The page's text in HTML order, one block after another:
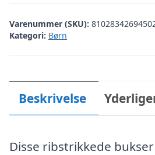
Varenummer (SKU):
Kategori: Børn
Beskrivelse
Disse ribstrikkede